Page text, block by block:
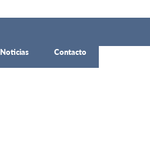
Noticias Contacto